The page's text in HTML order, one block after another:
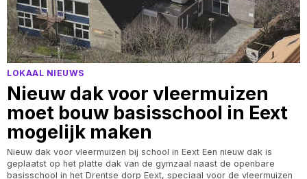
LOKAAL NIEUWS
Nieuw dak voor vleermuizen
moet bouw basisschool in Eext
mogelijk maken
Nieuw dak voor vleermuizen bij school in Eext Een nieuw dak is
geplaatst op het platte dak van de gymzaal naast de openbare
basisschool in het Drentse dorp Eext, speciaal voor de vleermuizen